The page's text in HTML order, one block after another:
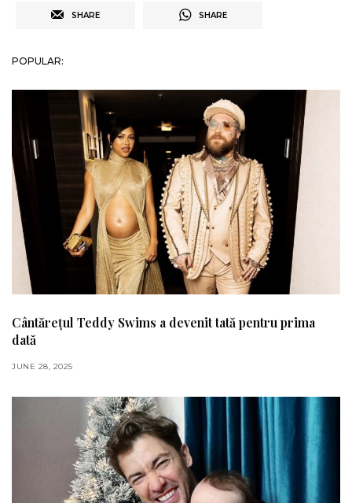
SHARE SHARE
POPULAR:
Cântărețul Teddy Swims a devenit tată pentru prima
dată
JUNE 28, 2025